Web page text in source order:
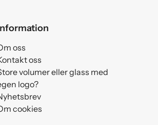
oss
oss
volumer eller glass med
logo?
cookies